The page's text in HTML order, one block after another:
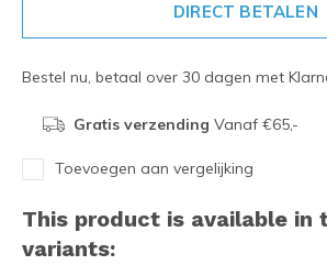
DIRECT BETALEN
Bestel nu, betaal over 30 dagen met
Gratis verzending Vanaf €65,-
Toevoegen aan vergelijking
This product is available in
variants: